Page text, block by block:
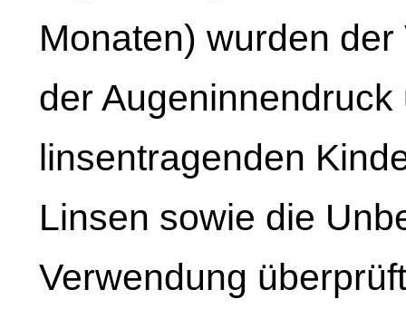
Monaten) wurden
der
linsentragenden
Linsen sowie die
Verwendung